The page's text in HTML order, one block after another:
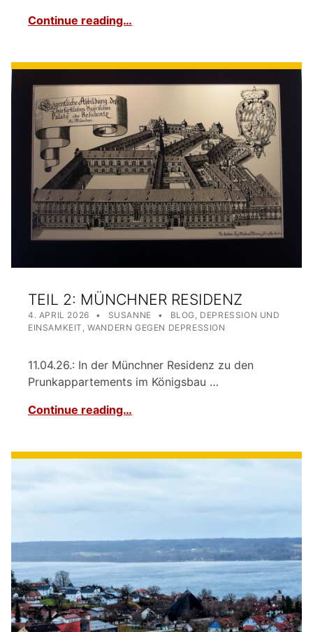
Continue reading…
TEIL 2: MÜNCHNER RESIDENZ
POSTED ON:
4. APRIL 2026
WRITTEN BY:
SUSANNE CATEGORIZED IN:
BLOG , DEPRESSION UND
EINSAMKEIT ,WANDERN GEGEN DEPRESSION
11.04.26.: In der Münchner Residenz zu den
Prunkappartements im Königsbau …
Continue reading…